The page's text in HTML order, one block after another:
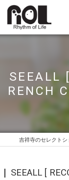
SEEALL
RENCH
SEEALL [